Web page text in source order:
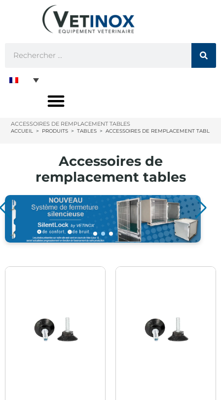
ACCESSOIRES DE REMPLACEMENT TABLES
ACCUEIL > PRODUITS > TABLES > ACCESSOIRES DE REMPLACEMENT TABLES
Accessoires de
remplacement tables